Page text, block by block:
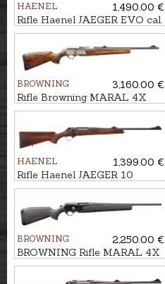
HAENEL
1,490.00 €
Rifle Haenel JAEGER EVO cal.
.30-06, M15x1
BROWNING
3,160.00 €
Rifle Browning MARAL 4X
Platinum Bavaria Wood Gr.3,
HAENEL
1,399.00 €
Rifle Haenel JAEGER 10
Standard cal. .30-06 M15x1
BROWNING
2,250.00 €
BROWNING Rifle MARAL 4X
Hunter Brown/Black kal. .308